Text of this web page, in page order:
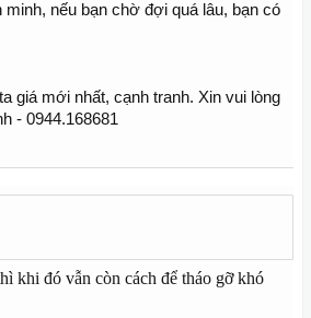
minh, nếu bạn chờ đợi quá lâu, bạn có
giá mới nhất, cạnh tranh. Xin vui lòng
- 0944.168681
khi đó vẫn còn cách để tháo gỡ khó